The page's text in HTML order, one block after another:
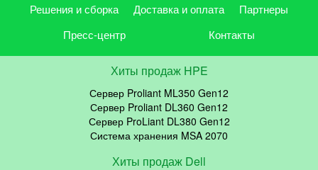
Решения и сборка
Доставка и оплата
Партнеры
Пресс-центр
Контакты
Хиты продаж HPE
Сервер Proliant ML350 Gen12
Сервер Proliant DL360 Gen12
Сервер ProLiant DL380 Gen12
Система хранения MSA 2070
Хиты продаж Dell